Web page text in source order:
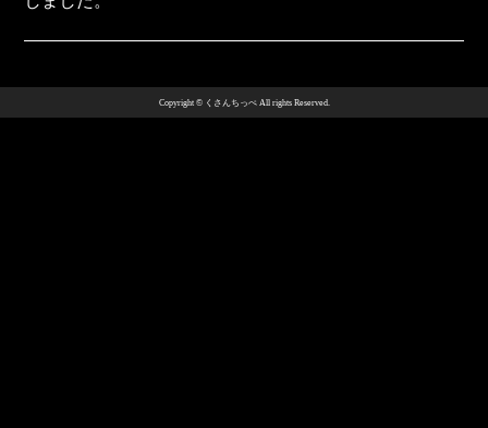
Copyright © くさんちっぺ All rights Reserved.